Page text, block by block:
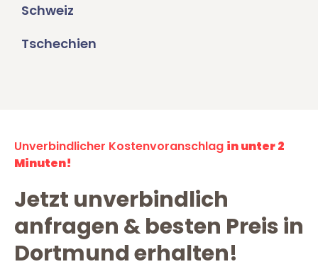
Schweiz
Tschechien
Unverbindlicher Kostenvoranschlag in unter 2
Minuten!
Jetzt unverbindlich
anfragen & besten Preis in
Dortmund erhalten!